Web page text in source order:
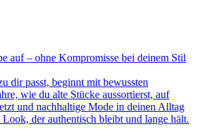
auf – ohne Kompromisse bei deinem Stil
dir passt, beginnt mit bewussten
wie du alte Stücke aussortierst, auf
und nachhaltige Mode in deinen Alltag
der authentisch bleibt und lange hält.